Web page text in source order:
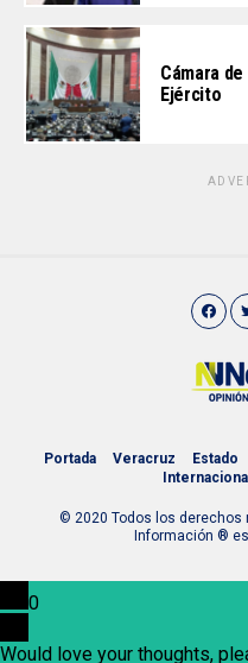
Cámara de
Ejército
Portada Veracruz Estado
Internacional
© 2020 Todos los derechos
Información ®
0
Would love your thoughts,